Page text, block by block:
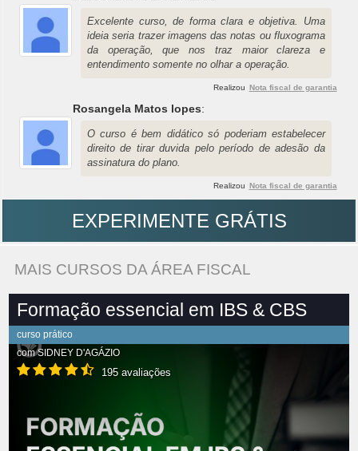
Excelente curso, de forma clara e objetiva. Uma
ideia seria trazer imagens das notas ou fluxograma
da operação, que nos traz maior clareza e
entendimento somente no olhar a operação.
Realizou Nota fiscal de garantia
Rosangela Matos lopes:
O curso é bem didático só poderiam estabelecer
direito de tirar duvida pelo período de adesão da
assinatura do plano.
Realizou Nota fiscal de garantia
EXPERIMENTE GRÁTIS
MAIS CURSOS DA ÁREA FISCAL
Formação essencial em IBS & CBS
curso prático
comSIDNEY D'AGÁZIO
195 avaliações